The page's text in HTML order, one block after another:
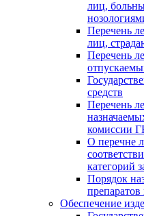
лиц,
Перечень
лиц,
Перечень
средств
Перечень
комиссии
О перечне
категорий
Порядок
Обеспечение